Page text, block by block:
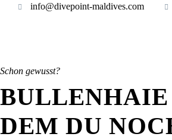
info@divepoint-maldives.com
Schon gewusst?
BULLENHAIE
DEM DU